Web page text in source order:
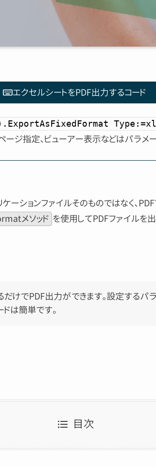
エクセルシートをPDF出力するコード
ジ指定、ビューアー表示などはパラメ
ーションファイルそのものではなく、
メソッド を使用してPDFファイルを
だけでPDF出力ができます。設定するパ
は簡単です。
目次